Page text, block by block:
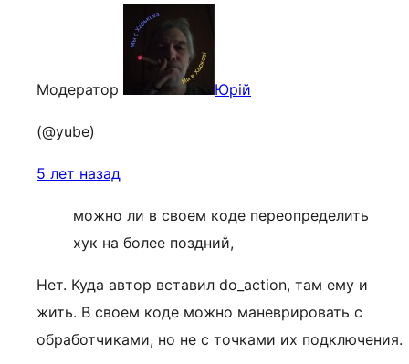
Модератор Юрій
(@yube)
5 лет назад
можно ли в своем коде переопределить
хук на более поздний,
Нет. Куда автор вставил do_action, там ему и
жить. В своем коде можно маневрировать с
обработчиками, но не с точками их подключения.